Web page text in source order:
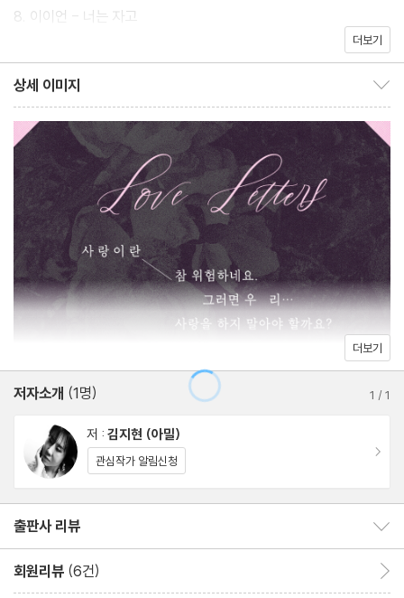
8. 이이언 - 너는 자고
11. 이슬아 - 남궁인밖에 모르는 남궁인 선생님께
12. 오션 브엉 - 지상에서 우리는 잠시 매혹적이다
13. 데미즈 포스카, 시라이 카이우 - 약속의 네버랜드
14. 김사월 - 나방
15. 헤르난 바스 - 팝콘 목걸이
16. 더보이즈 - Bloom Bloom
17. 마르그리트 유르스나스 - 왕포는 어떻게 구원되었나
18. 안톤 체호프 - 개를 데리고 다니는 여인
19. 래드클리프 홀 - 고독의 우물
21. 심규선 - 달과 6펜스
22. 허수경 - 수수께끼, 태연 - What Do I Call You?
23. 조해진 - 가장 큰 행복
24. 박찬욱 - 헤어질 결심
25. 기 드 모파상 - 달빛
26. 린이한 - 팡쓰치의 첫사랑 낙원
27. 앤 카슨 - 남편의 아름다움
더보기
상세 이미지
더보기
저자소개 (1명) 1 /1
저 : 김지현 (아밀)
관심작가 알림신청
출판사 리뷰
회원리뷰 (6건)